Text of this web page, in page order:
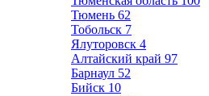
Тюмень 62
Тобольск 7
Ялуторовск 4
Алтайский край 97
Барнаул 52
Бийск 10